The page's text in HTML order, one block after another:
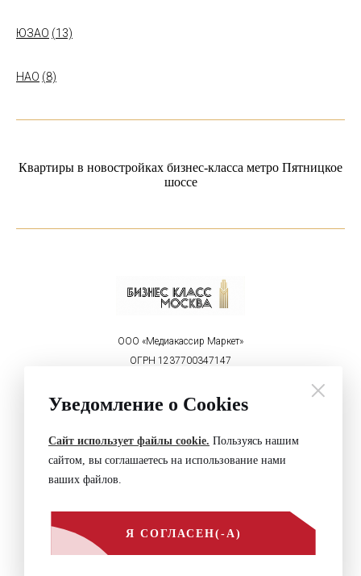
Уведомление о Cookies
Сайт использует файлы cookie. Пользуясь нашим
сайтом, вы соглашаетесь на использование нами
ваших файлов.
Я СОГЛАСЕН(-А)
ЮЗАО (13)
НАО (8)
Квартиры в новостройках бизнес-класса метро Пятницкое
шоссе
ООО «Медиакассир Маркет»
ОГРН 1237700347147
Реклама на портале:
+7 (495) 152-00-81
Политика конфиденциальности
Обращайтесь по вопросам
+7 (495) 152-00-81